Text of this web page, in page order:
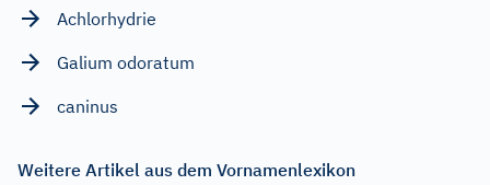
Achlorhydrie
Galium odoratum
caninus
Weitere Artikel aus dem Vornamenlexikon